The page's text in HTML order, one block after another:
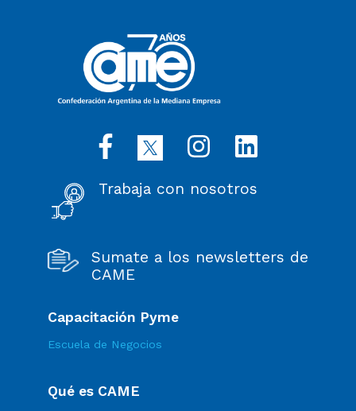
Trabaja con nosotros
Sumate a los newsletters de
CAME
Capacitación Pyme
Escuela de Negocios
Qué es CAME